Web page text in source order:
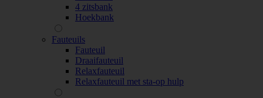
4 zitsbank
Hoekbank
Fauteuils
Fauteuil
Draaifauteuil
Relaxfauteuil
Relaxfauteuil met sta-op hulp